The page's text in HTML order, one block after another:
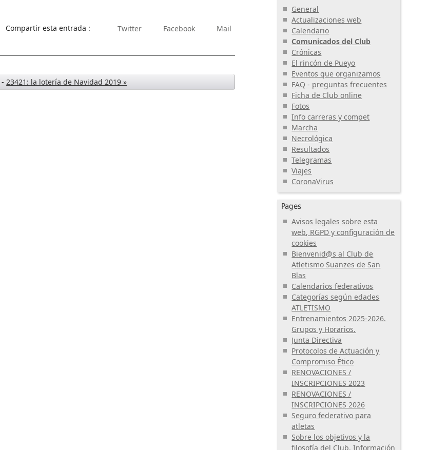
Compartir esta entrada : Twitter Facebook Mail
- 23421: la lotería de Navidad 2019 »
General
Actualizaciones web
Calendario
Comunicados del Club
Crónicas
El rincón de Pueyo
Eventos que organizamos
FAQ - preguntas frecuentes
Ficha de Club online
Fotos
Info carreras y compet
Marcha
Necrológica
Resultados
Telegramas
Viajes
CoronaVirus
Pages
Avisos legales sobre esta
web, RGPD y configuración de
cookies
Bienvenid@s al Club de
Atletismo Suanzes de San
Blas
Calendarios federativos
Categorías según edades
ATLETISMO
Entrenamientos 2025-2026.
Grupos y Horarios.
Junta Directiva
Protocolos de Actuación y
Compromiso Ético
RENOVACIONES /
INSCRIPCIONES 2023
RENOVACIONES /
INSCRIPCIONES 2026
Seguro federativo para
atletas
Sobre los objetivos y la
filosofía del Club. Información